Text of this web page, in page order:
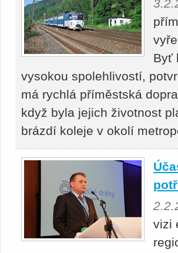
Byť
vysokou spolehlivostí,
má rychlá příměstská
když byla jejich životnost
brázdí koleje v okolí
vizi